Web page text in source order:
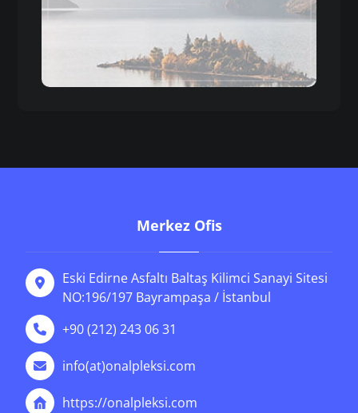
Merkez Ofis
Eski Edirne Asfaltı Baltaş Kilimci Sanayi Sitesi
NO:196/197 Bayrampaşa / İstanbul
+90 (212) 243 06 31
info(at)onalpleksi.com
https://onalpleksi.com